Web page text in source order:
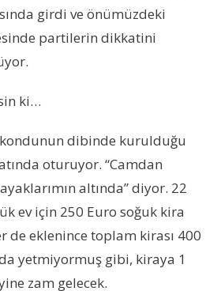
girdi ve önümüzdeki
partilerin dikkatini
ki…
dibinde kurulduğu
oturuyor. “Camdan
altında” diyor. 22
ev için 250 Euro soğuk kira
de eklenince toplam kirası 400
da yetmiyormuş gibi, kiraya 1
zam gelecek.